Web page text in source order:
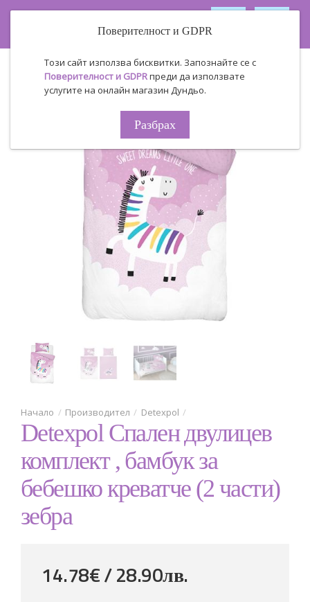
Поверителност и GDPR
Този сайт използва бисквитки. Запознайте се с
Поверителност и GDPRпреди да използвате
услугите на онлайн магазин Дундьо.
Разбрах
Производител Detexpol
Detexpol Спален двулицев
комплект , бамбук за
бебешко креватче (2 части)
зебра
14.78€ / 28.90лв.